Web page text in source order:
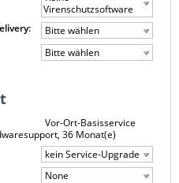
Virenschutzsoftware
Bitte wählen
Bitte wählen
Vor-Ort-Basisservice
36 Monat(e)
kein Service-Upgrade
None